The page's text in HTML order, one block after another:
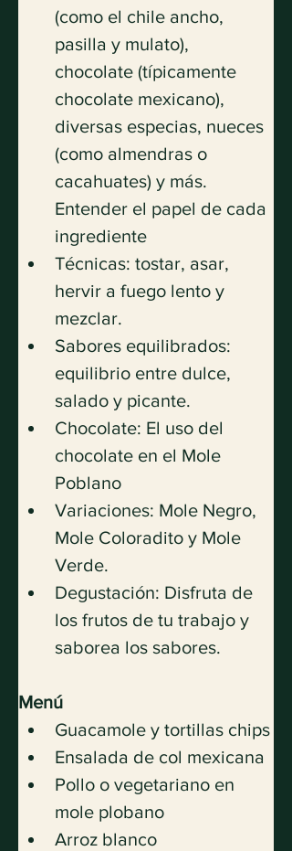
(como el chile ancho,
pasilla y mulato),
chocolate (típicamente
chocolate mexicano),
diversas especias, nueces
(como almendras o
cacahuates) y más.
Entender el papel de cada
ingrediente
Técnicas: tostar, asar,
hervir a fuego lento y
mezclar.
Sabores equilibrados:
equilibrio entre dulce,
salado y picante.
Chocolate: El uso del
chocolate en el Mole
Poblano
Variaciones: Mole Negro,
Mole Coloradito y Mole
Verde.
Degustación: Disfruta de
los frutos de tu trabajo y
saborea los sabores.
Menú
Guacamole y tortillas chips
Ensalada de col mexicana
Pollo o vegetariano en
mole plobano
Arroz blanco